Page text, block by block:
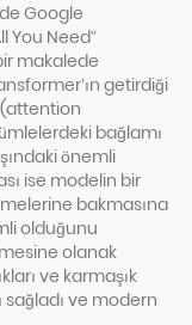
Google
You Need”
makalede
getirdiği
(attention
bağlamı
önemli
ise modelin bir
bakmasına
olduğunu
olanak
ve karmaşık
sağladı ve modern